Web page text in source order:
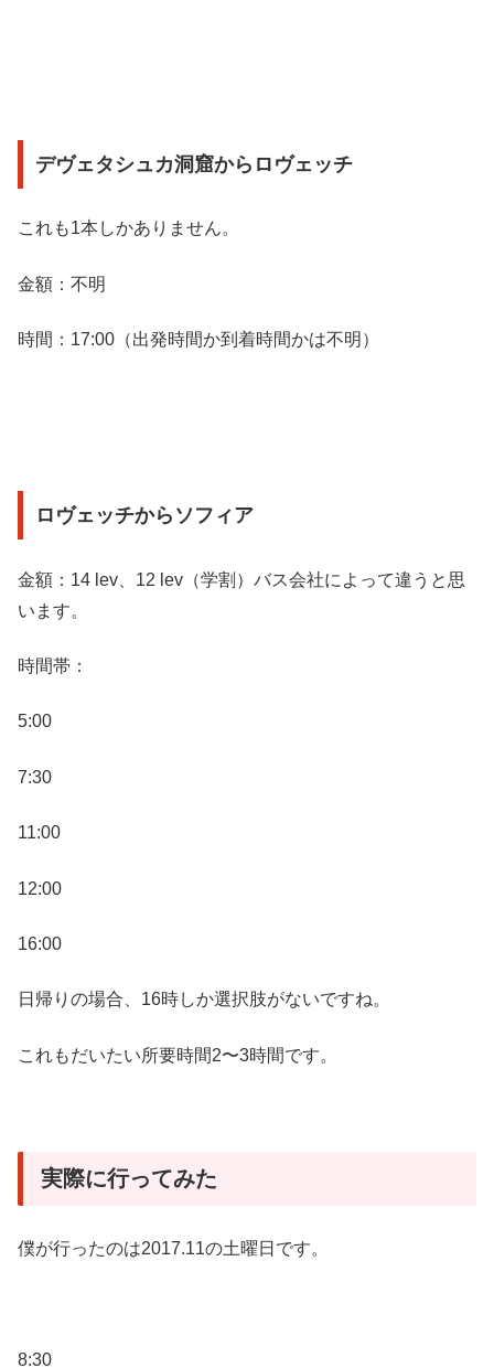
デヴェタシュカ洞窟からロヴェッチ
これも1本しかありません。
金額：不明
時間：17:00（出発時間か到着時間かは不明）
ロヴェッチからソフィア
金額：14 lev、12 lev（学割）バス会社によって違うと思
います。
時間帯：
5:00
7:30
11:00
12:00
16:00
日帰りの場合、16時しか選択肢がないですね。
これもだいたい所要時間2〜3時間です。
実際に行ってみた
僕が行ったのは2017.11の土曜日です。
8:30